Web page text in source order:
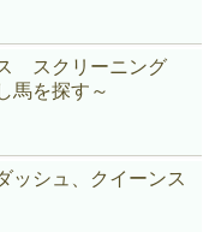
スクリーニング
馬を探す～
ッシュ、クイーンス